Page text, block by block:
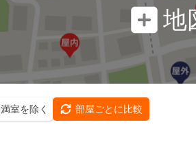
地
満室を除く 部屋ごとに比較